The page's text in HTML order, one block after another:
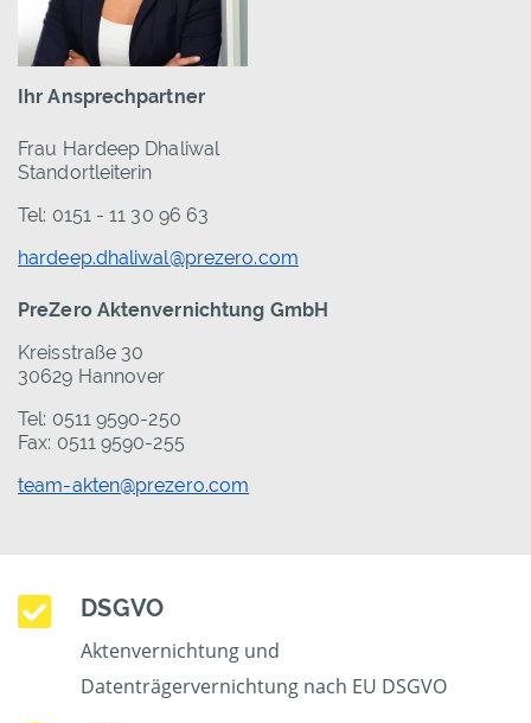
Ihr Ansprechpartner
Frau Hardeep Dhaliwal
Standortleiterin
Tel: 0151 - 11 30 96 63
hardeep.dhaliwal@prezero.com
PreZero Aktenvernichtung GmbH
Kreisstraße 30
30629 Hannover
Tel: 0511 9590-250
Fax: 0511 9590-255
team-akten@prezero.com
DSGVO
Aktenvernichtung und
Datenträgervernichtung nach EU DSGVO